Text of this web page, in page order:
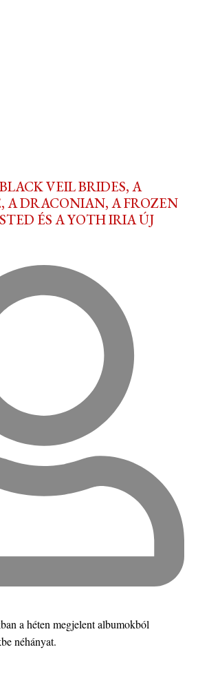
VEIL BRIDES, A
A DRACONIAN, A FROZEN
ÉS A YOTH IRIA ÚJ
a héten megjelent albumokból
néhányat.